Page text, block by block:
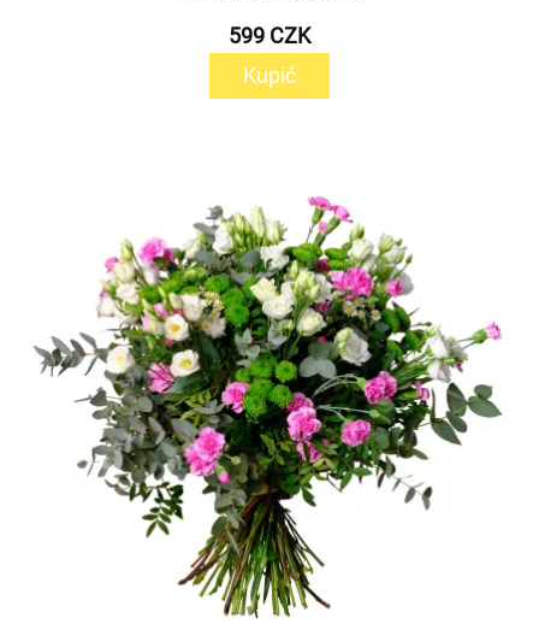
599 CZK
Kupić